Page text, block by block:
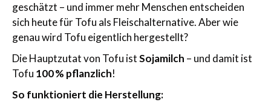
geschätzt – und immer mehr Menschen entscheiden
sich heute für Tofu als Fleischalternative. Aber wie
genau wird Tofu eigentlich hergestellt?
Die Hauptzutat von Tofu istSojamilch – und damit ist
Tofu 100 % pflanzlich!
So funktioniert die Herstellung: